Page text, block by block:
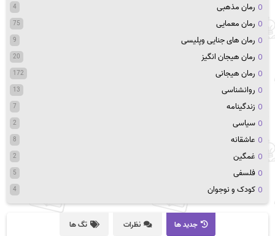
رمان مذهبی 4
رمان معمایی 75
رمان های جنایی وپلیسی 9
رمان هیجان انگیز 20
رمان هیجانی 172
روانشناسی 13
زندگینامه 7
سیاسی 2
عاشقانه 8
غمگین 2
فلسفی 5
کودک و نوجوان 4
جدید ها نظرات تگ ها